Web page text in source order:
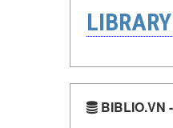
BIBLIO.VN